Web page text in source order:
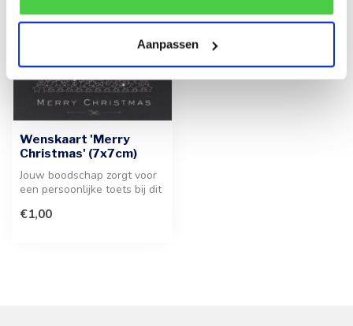
Aanpassen
Wenskaart 'Merry
Christmas' (7x7cm)
Jouw boodschap zorgt voor
een persoonlijke toets bij dit
€1,00